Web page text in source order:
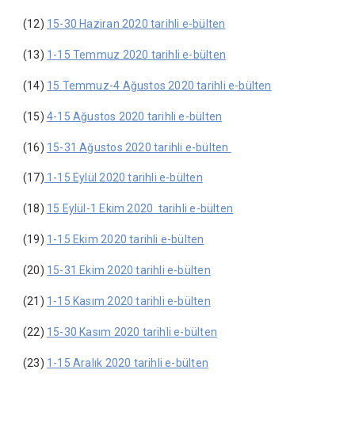
(12) 15-30 Haziran 2020 tarihli e-bülten
(13) 1-15 Temmuz 2020 tarihli e-bülten
(14) 15 Temmuz-4 Ağustos 2020 tarihli e-bülten
(15)4-15 Ağustos 2020 tarihli e-bülten
(16) 15-31 Ağustos 2020 tarihli e-bülten
(17) 1-15 Eylül 2020 tarihli e-bülten
(18) 15 Eylül-1 Ekim 2020 tarihli e-bülten
(19) 1-15 Ekim 2020 tarihli e-bülten
(20) 15-31 Ekim 2020 tarihli e-bülten
(21) 1-15 Kasım 2020 tarihli e-bülten
(22) 15-30 Kasım 2020 tarihli e-bülten
(23) 1-15 Aralık 2020 tarihli e-bülten